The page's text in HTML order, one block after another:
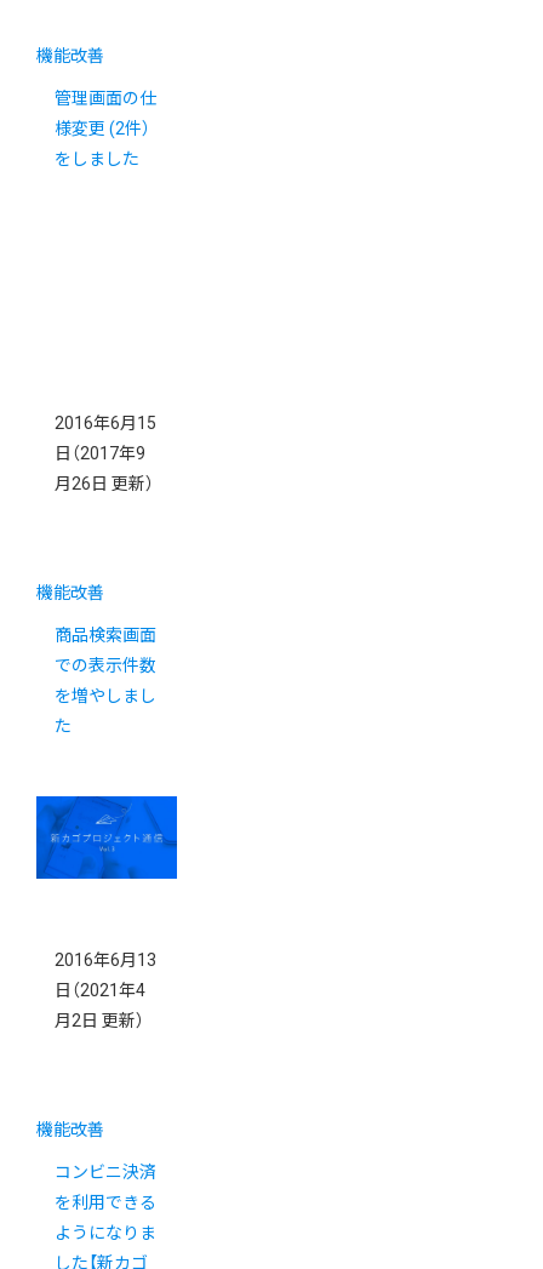
機能改善
管理画面の仕
様変更 (2件）
をしました
2016年6月15
日 （2017年9
月26日 更新）
機能改善
商品検索画面
での表示件数
を増やしまし
た
2016年6月13
日 （2021年4
月2日 更新）
機能改善
コンビニ決済
を利用できる
ようになりま
した【新カゴ